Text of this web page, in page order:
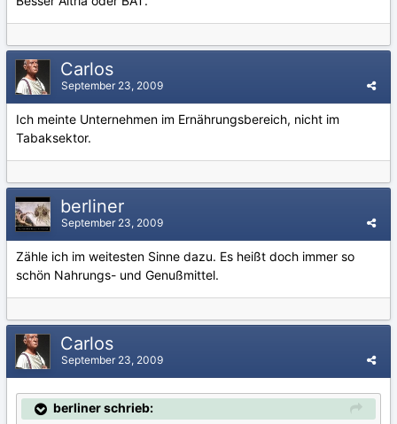
Carlos
September 23, 2009
Ich meinte Unternehmen im Ernährungsbereich, nicht im
Tabaksektor.
berliner
September 23, 2009
Zähle ich im weitesten Sinne dazu. Es heißt doch immer so
schön Nahrungs- und Genußmittel.
Carlos
September 23, 2009
berliner schrieb: